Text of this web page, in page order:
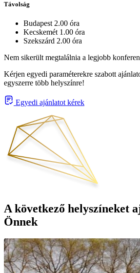
Távolság
Budapest 2.00 óra
Kecskemét 1.00 óra
Szekszárd 2.00 óra
Nem sikerült megtalálnia a legjobb
Kérjen egyedi paraméterekre szabott
egyszerre több helyszínre!
Egyedi ajánlatot kérek
A következő helyszíneket
Önnek